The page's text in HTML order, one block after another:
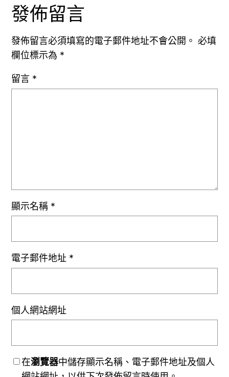
發佈留言
發佈留言必須填寫的電子郵件地址不會公開。 必填
欄位標示為 *
留言 *
顯示名稱 *
電子郵件地址 *
個人網站網址
在瀏覽器中儲存顯示名稱、電子郵件地址及個人